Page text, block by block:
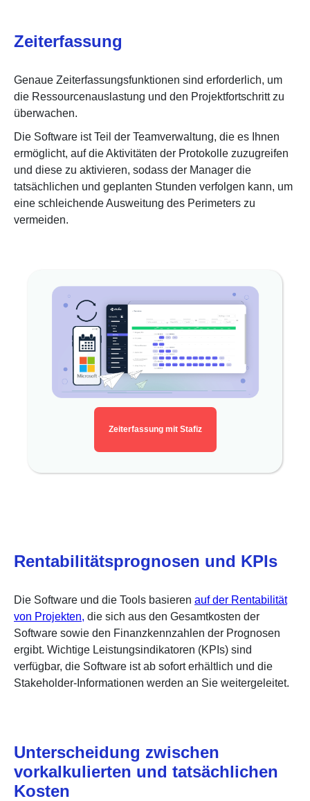
Zeiterfassung
Genaue Zeiterfassungsfunktionen sind erforderlich, um
die Ressourcenauslastung und den Projektfortschritt zu
überwachen.
Die Software ist Teil der Teamverwaltung, die es Ihnen
ermöglicht, auf die Aktivitäten der Protokolle zuzugreifen
und diese zu aktivieren, sodass der Manager die
tatsächlichen und geplanten Stunden verfolgen kann, um
eine schleichende Ausweitung des Perimeters zu
vermeiden.
Zeiterfassung mit Stafiz
Rentabilitätsprognosen und KPIs
Die Software und die Tools basieren auf der Rentabilität
von Projekten, die sich aus den Gesamtkosten der
Software sowie den Finanzkennzahlen der Prognosen
ergibt. Wichtige Leistungsindikatoren (KPIs) sind
verfügbar, die Software ist ab sofort erhältlich und die
Stakeholder-Informationen werden an Sie weitergeleitet.
Unterscheidung zwischen
vorkalkulierten und tatsächlichen
Kosten